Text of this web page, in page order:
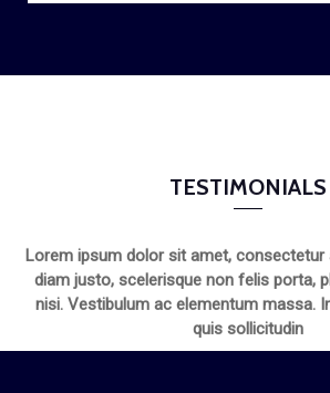
TESTIMONIALS
Lorem ipsum dolor sit amet, consectetur
diam justo, scelerisque non felis porta,
nisi. Vestibulum ac elementum massa.
quis sollicitudin